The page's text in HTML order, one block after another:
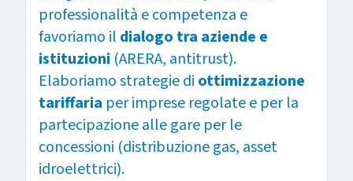
professionalità e competenza e
favoriamo il dialogo tra aziende e
istituzioni (ARERA, antitrust).
Elaboriamo strategie di ottimizzazione
tariffaria per imprese regolate e per la
partecipazione alle gare per le
concessioni (distribuzione gas, asset
idroelettrici).